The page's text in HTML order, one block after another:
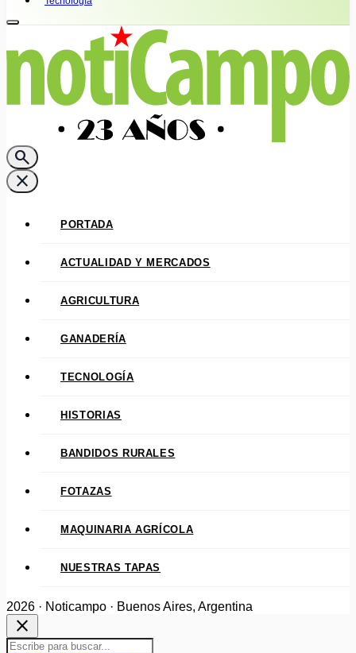
search
close
PORTADA
ACTUALIDAD Y MERCADOS
AGRICULTURA
GANADERÍA
TECNOLOGÍA
HISTORIAS
BANDIDOS RURALES
FOTAZAS
MAQUINARIA AGRÍCOLA
NUESTRAS TAPAS
2026 · Noticampo · Buenos Aires, Argentina
close